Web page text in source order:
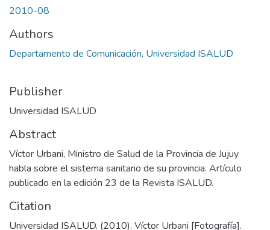
2010-08
Authors
Departamento de Comunicación, Universidad ISALUD
Publisher
Universidad ISALUD
Abstract
Víctor Urbani, Ministro de Salud de la Provincia de Jujuy
habla sobre el sistema sanitario de su provincia. Artículo
publicado en la edición 23 de la Revista ISALUD.
Citation
Universidad ISALUD. (2010). Víctor Urbani [Fotografía].